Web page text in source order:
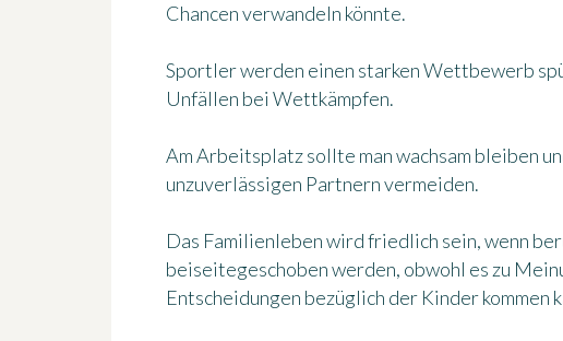
Chancen verwandeln könnte.
Sportler werden einen starken Wettbewerb
Unfällen bei Wettkämpfen.
Am Arbeitsplatz sollte man wachsam bleiben
unzuverlässigen Partnern vermeiden.
Das Familienleben wird friedlich sein, wenn
beiseitegeschoben werden, obwohl es zu
Entscheidungen bezüglich der Kinder kommen